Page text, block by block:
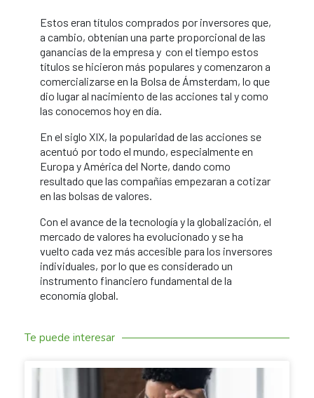
Estos eran títulos comprados por inversores que,
a cambio, obtenían una parte proporcional de las
ganancias de la empresa y con el tiempo estos
títulos se hicieron más populares y comenzaron a
comercializarse en la Bolsa de Ámsterdam, lo que
dio lugar al nacimiento de las acciones tal y como
las conocemos hoy en día.
En el siglo XIX, la popularidad de las acciones se
acentuó por todo el mundo, especialmente en
Europa y América del Norte, dando como
resultado que las compañías empezaran a cotizar
en las bolsas de valores.
Con el avance de la tecnología y la globalización, el
mercado de valores ha evolucionado y se ha
vuelto cada vez más accesible para los inversores
individuales, por lo que es considerado un
instrumento financiero fundamental de la
economía global.
Te puede interesar
SACANDO CUENTAS